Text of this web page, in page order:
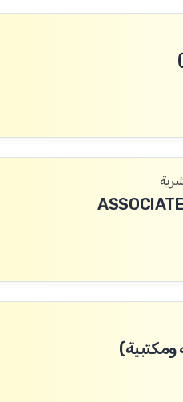
ومكتبية)